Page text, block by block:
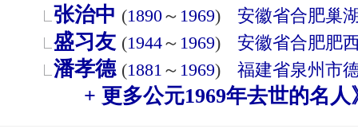
张治中 (1890～ 1969) 安徽省合肥巢
盛习友 (1944～ 1969) 安徽省合肥肥
潘孝德 (1881 ～ 1969) 福建省泉州市
+ 更多公元1969年去世的名人